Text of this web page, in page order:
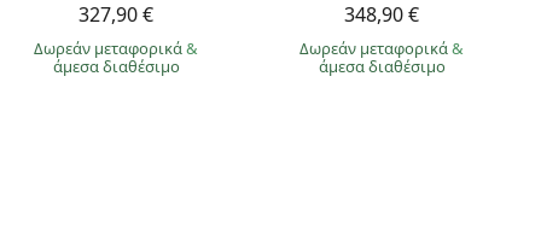
327,90 €
Δωρεάν μεταφορικά&
άμεσα διαθέσιμο
348,90 €
Δωρεάν μεταφορικά&
άμεσα διαθέσιμο